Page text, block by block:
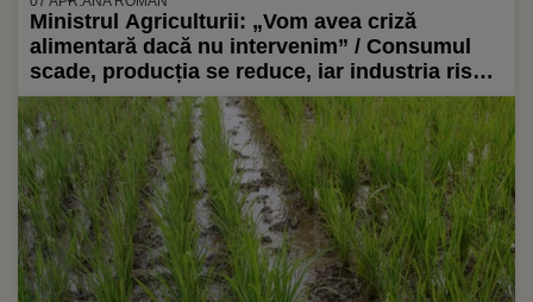
Ministrul Agriculturii: „Vom avea criză
alimentară dacă nu intervenim” / Consumul
scade, producția se reduce, iar industria riscă
falimentul